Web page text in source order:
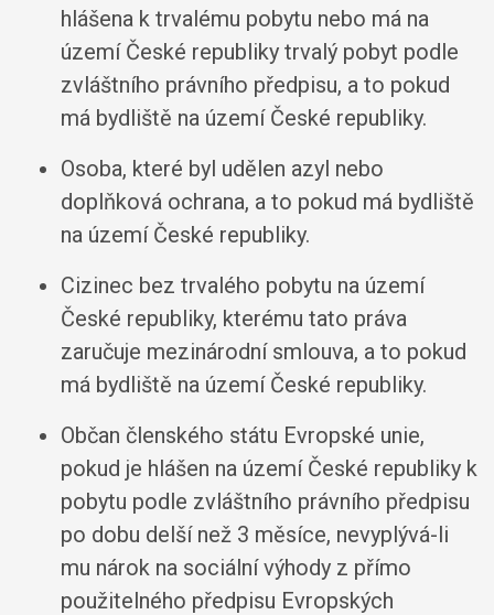
hlášena k trvalému pobytu nebo má na
území České republiky trvalý pobyt podle
zvláštního právního předpisu, a to pokud
má bydliště na území České republiky.
Osoba, které byl udělen azyl nebo
doplňková ochrana, a to pokud má bydliště
na území České republiky.
Cizinec bez trvalého pobytu na území
České republiky, kterému tato práva
zaručuje mezinárodní smlouva, a to pokud
má bydliště na území České republiky.
Občan členského státu Evropské unie,
pokud je hlášen na území České republiky k
pobytu podle zvláštního právního předpisu
po dobu delší než 3 měsíce, nevyplývá-li
mu nárok na sociální výhody z přímo
použitelného předpisu Evropských